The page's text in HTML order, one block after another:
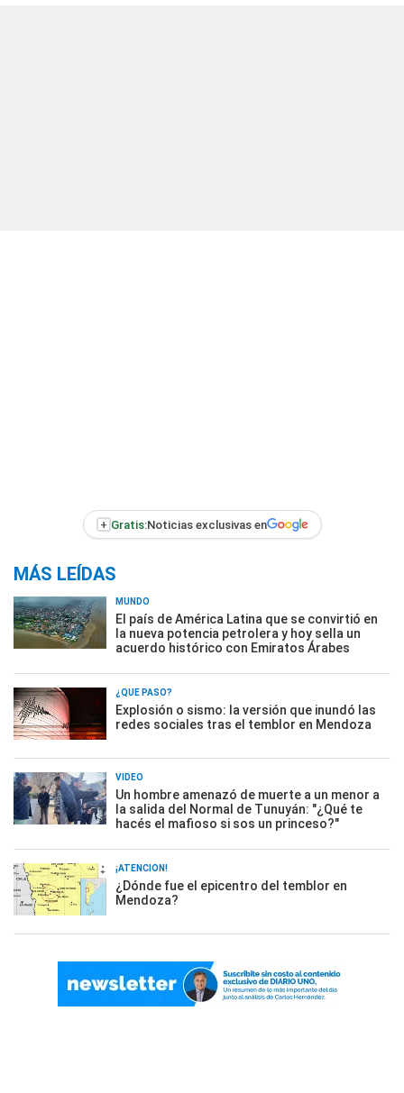
+ Gratis:Noticias exclusivas en
MÁS LEÍDAS
MUNDO
El país de América Latina que se convirtió en
la nueva potencia petrolera y hoy sella un
acuerdo histórico con Emiratos Árabes
¿QUÉ PASÓ?
Explosión o sismo: la versión que inundó las
redes sociales tras el temblor en Mendoza
VIDEO
Un hombre amenazó de muerte a un menor a
la salida del Normal de Tunuyán: "¿Qué te
hacés el mafioso si sos un princeso?"
¡ATENCIÓN!
¿Dónde fue el epicentro del temblor en
Mendoza?